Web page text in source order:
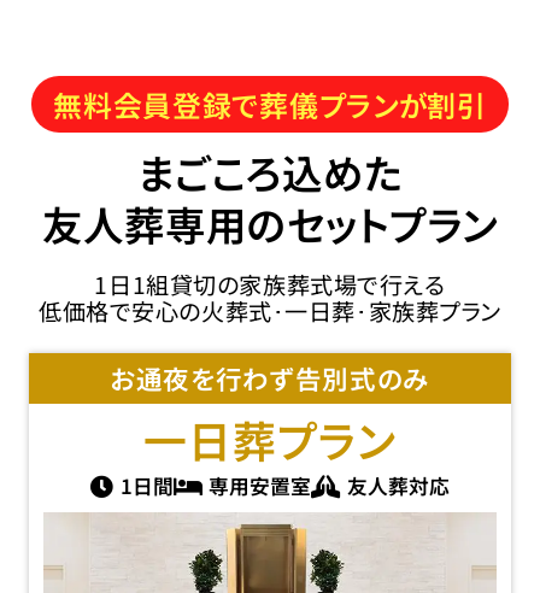
無料会員登録で葬儀プランが割引
まごころ込めた
友人葬専用のセットプラン
1日1組貸切の家族葬式場で行える
低価格で安心の火葬式･一日葬･家族葬プラン
お通夜を行わず告別式のみ
一日葬プラン
1日間 専用安置室 友人葬対応